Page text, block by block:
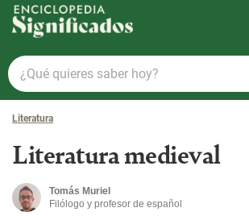
Enciclopedia Significados
¿Qué
quieres
saber
hoy?
Literatura
Literatura medieval
Tomás Muriel
Filólogo y profesor de español